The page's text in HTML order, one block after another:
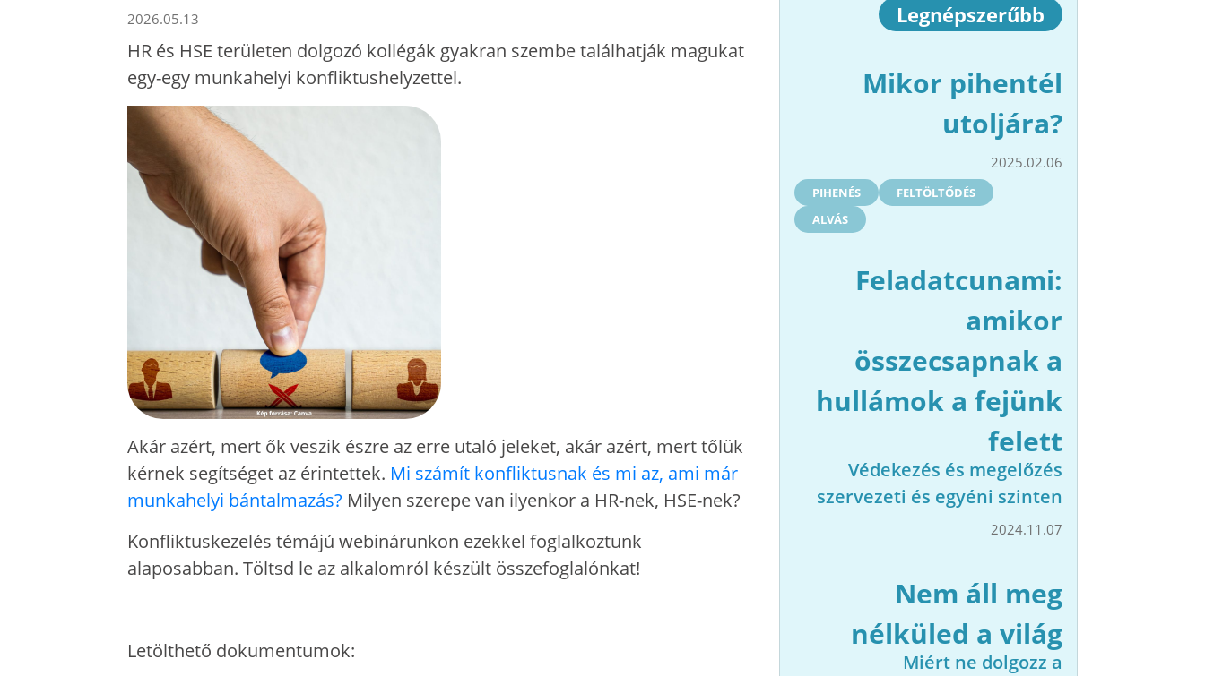
2026.05.13
HR és HSE területen dolgozó kollégák gyakran szembe találhatják magukat
egy-egy munkahelyi konfliktushelyzettel.
Akár azért, mert ők veszik észre az erre utaló jeleket, akár azért, mert tőlük
kérnek segítséget az érintettek. Mi számít konfliktusnak és mi az, ami már
munkahelyi bántalmazás? Milyen szerepe van ilyenkor a HR-nek, HSE-nek?
Konfliktuskezelés témájú webinárunkon ezekkel foglalkoztunk
alaposabban. Töltsd le az alkalomról készült összefoglalónkat!
Letölthető dokumentumok:
Legnépszerűbb
Mikor pihentél
utoljára?
2025.02.06
PIHENÉS
FELTÖLTŐDÉS
ALVÁS
Feladatcunami:
amikor
összecsapnak a
hullámok a fejünk
felett
Védekezés és megelőzés
szervezeti és egyéni szinten
2024.11.07
Nem áll meg
nélküled a világ
Miért ne dolgozz a